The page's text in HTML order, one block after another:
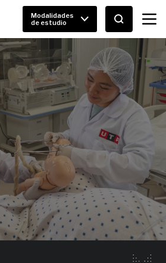
Modalidades
de estudio